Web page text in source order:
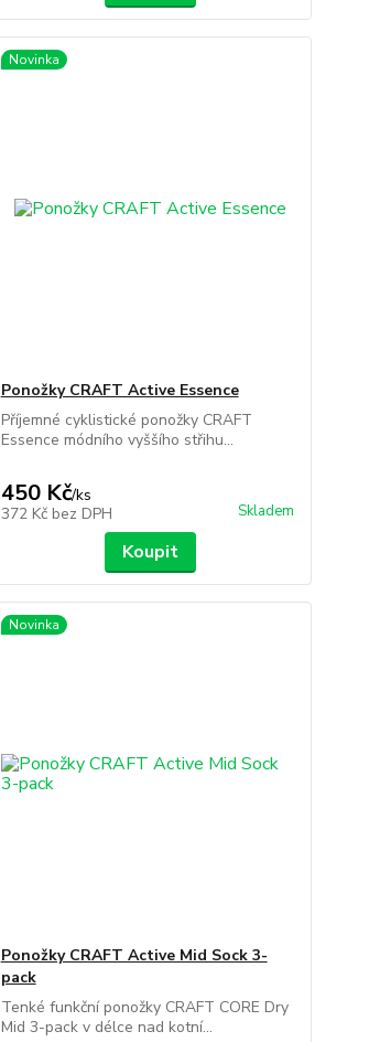
Novinka
Ponožky CRAFT Active Essence
Příjemné cyklistické ponožky CRAFT
Essence módního vyššího střihu...
450 Kč/ks
372 Kč bez DPH Skladem
Koupit
Novinka
Ponožky CRAFT Active Mid Sock 3-
pack
Tenké funkční ponožky CRAFT CORE Dry
Mid 3-pack v délce nad kotní...